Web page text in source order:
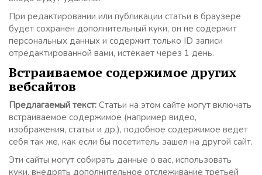
При редактировании или публикации статьи в браузере
будет сохранен дополнительный куки, он не содержит
персональных данных и содержит только ID записи
отредактированной вами, истекает через 1 день.
Встраиваемое содержимое других
вебсайтов
Предлагаемый текст: Статьи на этом сайте могут включать
встраиваемое содержимое (например видео,
изображения, статьи и др.), подобное содержимое ведет
себя так же, как если бы посетитель зашел на другой сайт.
Эти сайты могут собирать данные о вас, использовать
куки, внедрять дополнительное отслеживание третьей